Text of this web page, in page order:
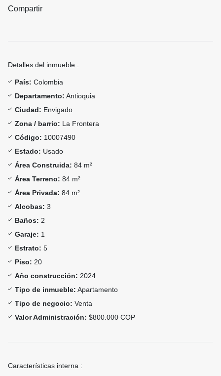
Compartir
Detalles del inmueble :
País: Colombia
Departamento: Antioquia
Ciudad: Envigado
Zona / barrio: La Frontera
Código: 10007490
Estado: Usado
Área Construida: 84 m²
Área Terreno: 84 m²
Área Privada: 84 m²
Alcobas: 3
Baños: 2
Garaje: 1
Estrato: 5
Piso: 20
Año construcción: 2024
Tipo de inmueble: Apartamento
Tipo de negocio: Venta
Valor Administración: $800.000 COP
Características interna :